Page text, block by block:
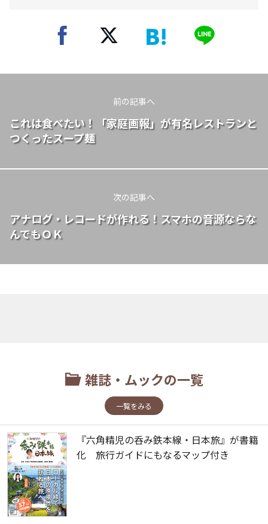
前の記事へ
これは食べたい！「家庭画報」が有名レストランと
つくったスープ麺
次の記事へ
アナログ・レコードが作れる！スマホの音源ならな
んでもＯＫ
雑誌・ムックの一覧
一覧をみる
『六角精児の呑み鉄本線・日本旅』が書籍
化 旅行ガイドにもなるマップ付き